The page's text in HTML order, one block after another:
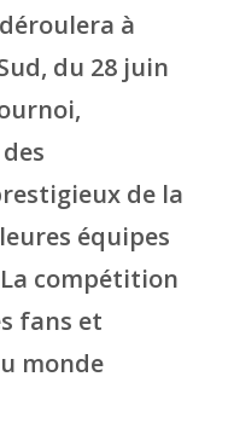
à
du 28 juin
de la
équipes
compétition
fans et
monde